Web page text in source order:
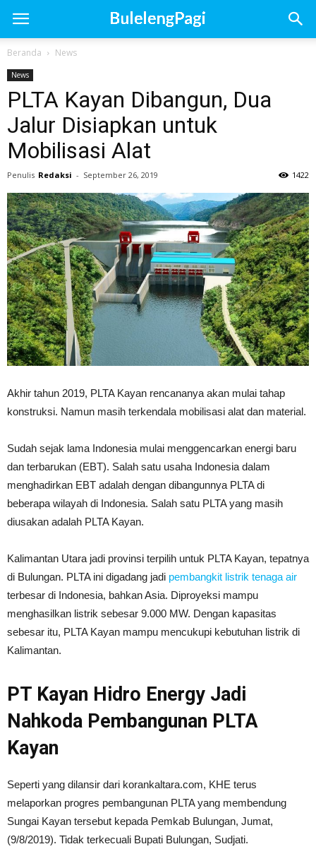
Beranda News
News
PLTA Kayan Dibangun, Dua
Jalur Disiapkan untuk
Mobilisasi Alat
Penulis Redaksi - September 26, 2019 1422
Akhir tahun 2019, PLTA Kayan rencananya akan mulai tahap
konstruksi. Namun masih terkendala mobilisasi alat dan material.
Sudah sejak lama Indonesia mulai menggencarkan energi baru
dan terbarukan (EBT). Salah satu usaha Indonesia dalam
menghadirkan EBT adalah dengan dibangunnya PLTA di
beberapa wilayah di Indonesia. Salah satu PLTA yang masih
diusakan adalah PLTA Kayan.
Kalimantan Utara jadi provinsi terpilih untuk PLTA Kayan, tepatnya
di Bulungan. PLTA ini digadang jadi pembangkit listrik tenaga air
terbesar di Indonesia, bahkan Asia. Diproyeksi mampu
menghasilkan listrik sebesar 9.000 MW. Dengan kapasitas
sebesar itu, PLTA Kayan mampu mencukupi kebutuhan listrik di
Kalimantan.
PT Kayan Hidro Energy Jadi
Nahkoda Pembangunan PLTA
Kayan
Seperti yang dilansir dari korankaltara.com, KHE terus
melaporkan progres pembangunan PLTA yang membendung
Sungai Kayan tersebut kepada Pemkab Bulungan, Jumat,
(9/8/2019). Tidak terkecuali Bupati Bulungan, Sudjati.